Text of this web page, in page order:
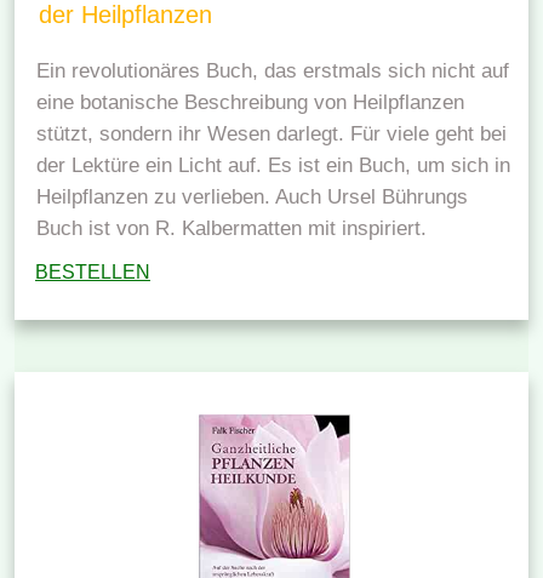
der Heilpflanzen
Ein revolutionäres Buch, das erstmals sich nicht auf
eine botanische Beschreibung von Heilpflanzen
stützt, sondern ihr Wesen darlegt. Für viele geht bei
der Lektüre ein Licht auf. Es ist ein Buch, um sich in
Heilpflanzen zu verlieben. Auch Ursel Bührungs
Buch ist von R. Kalbermatten mit inspiriert.
BESTELLEN